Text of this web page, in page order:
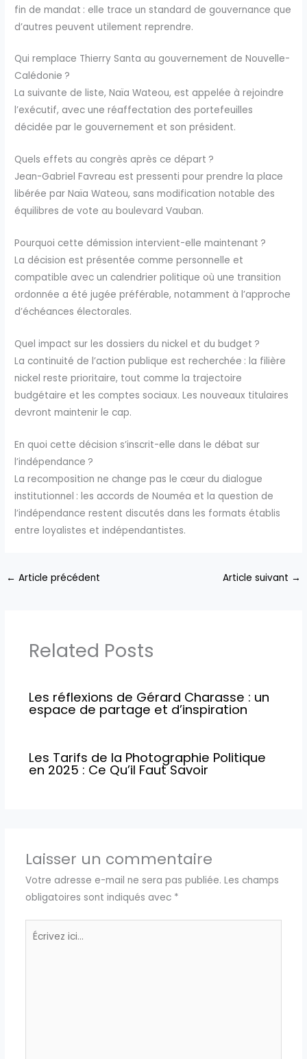
fin de mandat : elle trace un standard de gouvernance que
d’autres peuvent utilement reprendre.
Qui remplace Thierry Santa au gouvernement de Nouvelle-
Calédonie ?
La suivante de liste, Naïa Wateou, est appelée à rejoindre
l’exécutif, avec une réaffectation des portefeuilles
décidée par le gouvernement et son président.
Quels effets au congrès après ce départ ?
Jean-Gabriel Favreau est pressenti pour prendre la place
libérée par Naïa Wateou, sans modification notable des
équilibres de vote au boulevard Vauban.
Pourquoi cette démission intervient-elle maintenant ?
La décision est présentée comme personnelle et
compatible avec un calendrier politique où une transition
ordonnée a été jugée préférable, notamment à l’approche
d’échéances électorales.
Quel impact sur les dossiers du nickel et du budget ?
La continuité de l’action publique est recherchée : la filière
nickel reste prioritaire, tout comme la trajectoire
budgétaire et les comptes sociaux. Les nouveaux titulaires
devront maintenir le cap.
En quoi cette décision s’inscrit-elle dans le débat sur
l’indépendance ?
La recomposition ne change pas le cœur du dialogue
institutionnel : les accords de Nouméa et la question de
l’indépendance restent discutés dans les formats établis
entre loyalistes et indépendantistes.
← Article précédent Article suivant →
Related Posts
Les réflexions de Gérard Charasse : un
espace de partage et d’inspiration
Les Tarifs de la Photographie Politique
en 2025 : Ce Qu’il Faut Savoir
Laisser un commentaire
Votre adresse e-mail ne sera pas publiée. Les champs
obligatoires sont indiqués avec *
Écrivez